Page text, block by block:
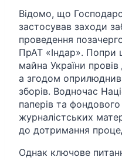
Відомо, що
застосував заходи
проведення
ПрАТ «Індар».
майна України
а згодом
зборів. Водночас
паперів та
журналістських
до дотримання
Однак ключове